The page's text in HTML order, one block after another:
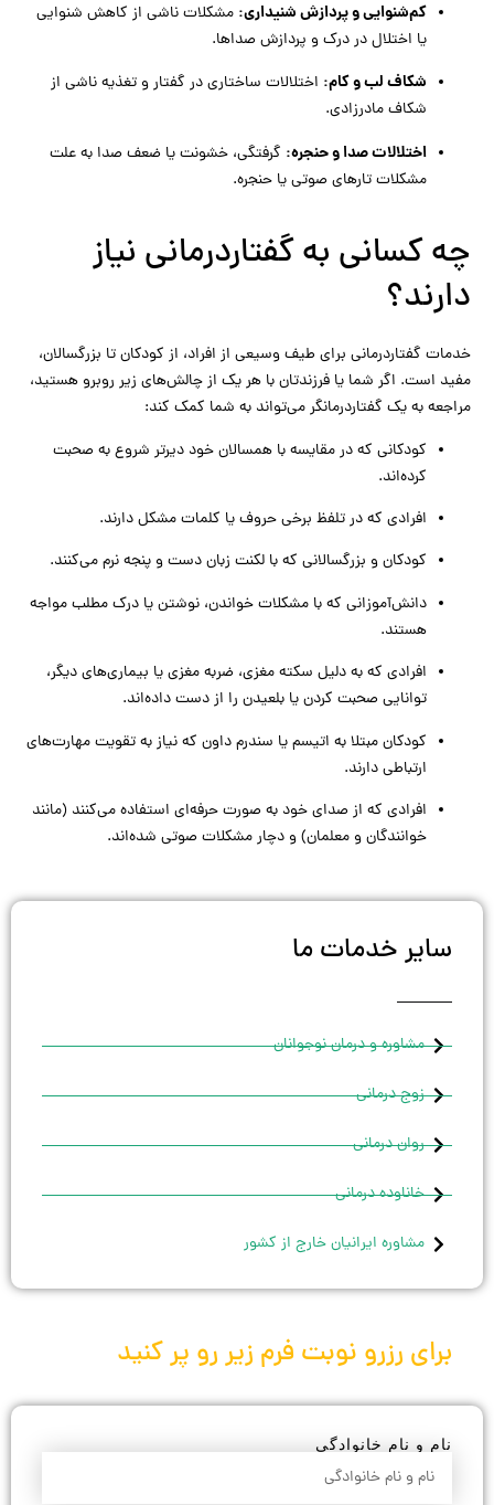
کم‌شنوایی و پردازش شنیداری: مشکلات ناشی از کاهش شنوایی
یا اختلال در درک و پردازش صداها.
شکاف لب و کام: اختلالات ساختاری در گفتار و تغذیه ناشی از
شکاف مادرزادی.
اختلالات صدا و حنجره: گرفتگی، خشونت یا ضعف صدا به علت
مشکلات تارهای صوتی یا حنجره.
چه کسانی به گفتاردرمانی نیاز
دارند؟
خدمات گفتاردرمانی برای طیف وسیعی از افراد، از کودکان تا بزرگسالان،
مفید است. اگر شما یا فرزندتان با هر یک از چالش‌های زیر روبرو هستید،
مراجعه به یک گفتاردرمانگر می‌تواند به شما کمک کند:
کودکانی که در مقایسه با همسالان خود دیرتر شروع به صحبت
کرده‌اند.
افرادی که در تلفظ برخی حروف یا کلمات مشکل دارند.
کودکان و بزرگسالانی که با لکنت زبان دست و پنجه نرم می‌کنند.
دانش‌آموزانی که با مشکلات خواندن، نوشتن یا درک مطلب مواجه
هستند.
افرادی که به دلیل سکته مغزی، ضربه مغزی یا بیماری‌های دیگر،
توانایی صحبت کردن یا بلعیدن را از دست داده‌اند.
کودکان مبتلا به اتیسم یا سندرم داون که نیاز به تقویت مهارت‌های
ارتباطی دارند.
افرادی که از صدای خود به صورت حرفه‌ای استفاده می‌کنند (مانند
خوانندگان و معلمان) و دچار مشکلات صوتی شده‌اند.
سایر خدمات ما
مشاوره و درمان نوجوانان
زوج درمانی
روان درمانی
خاناوده درمانی
مشاوره ایرانیان خارج از کشور
برای رزرو نوبت فرم زیر رو پر کنید
نام و نام خانوادگی